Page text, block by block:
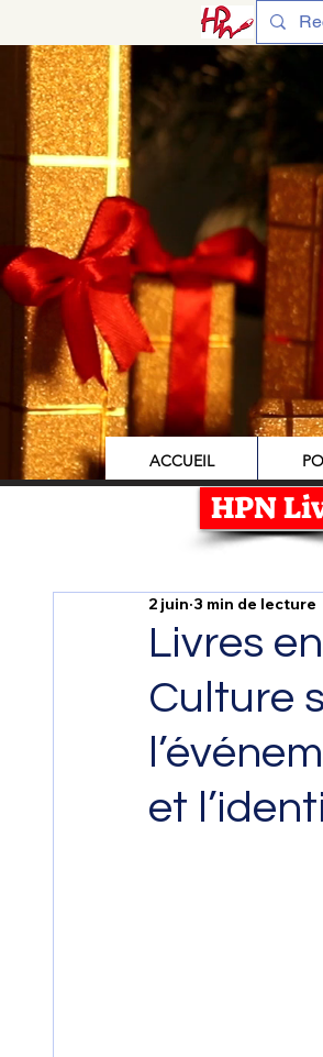
ACCUEIL
HPN
Livres
Culture
et
2 juin 3 min de lecture